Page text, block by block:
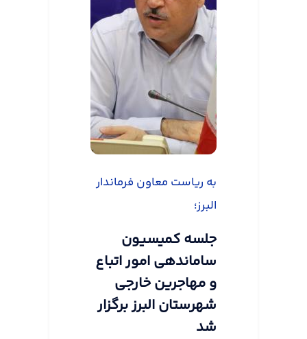
به ریاست معاون فرماندار
البرز؛
جلسه کمیسیون
ساماندهی امور اتباع
و مهاجرین خارجی
شهرستان البرز برگزار
شد